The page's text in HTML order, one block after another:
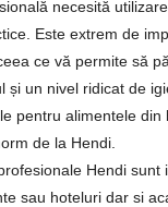
necesită
Este extrem de
ce vă permite să
și un nivel ridicat de
pentru alimentele din
de la Hendi.
Hendi sunt
sau hoteluri dar si